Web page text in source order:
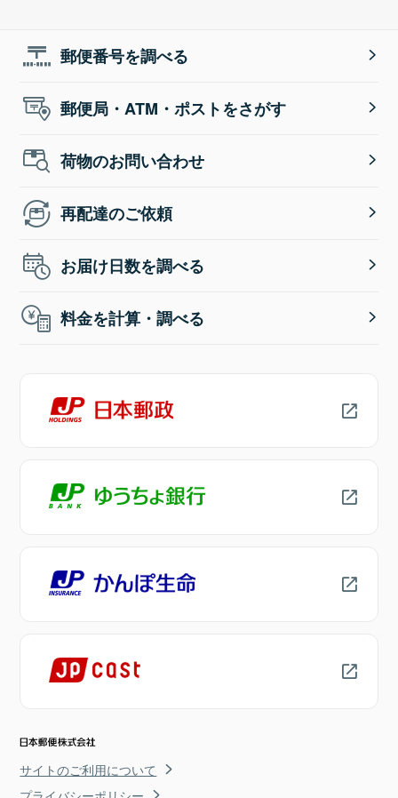
郵便番号を調べる
郵便局・ATM・ポストをさがす
荷物のお問い合わせ
再配達のご依頼
お届け日数を調べる
料金を計算・調べる
サイトのご利用について